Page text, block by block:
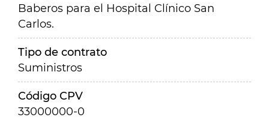
Baberos para el Hospital Clínico San
Carlos.
Tipo de contrato
Suministros
Código CPV
33000000-0